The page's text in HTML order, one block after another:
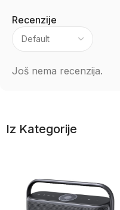
Recenzije
Još nema recenzija.
Iz Kategorije